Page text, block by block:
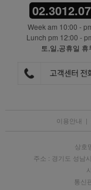
Week am 10:00 -
Lunch pm 12:00 -
토,일,공휴일 휴
이용안내 |
상호
주소 : 경기도 성남
통신